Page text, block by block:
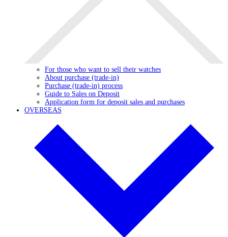
For those who want to sell their watches
About purchase (trade-in)
Purchase (trade-in) process
Guide to Sales on Deposit
Application form for deposit sales and purchases
OVERSEAS